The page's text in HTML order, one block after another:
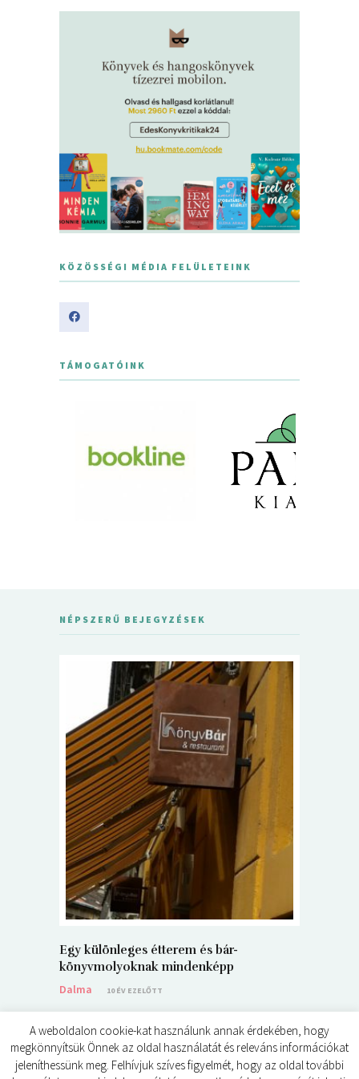
KÖZÖSSÉGI MÉDIA FELÜLETEINK
TÁMOGATÓINK
NÉPSZERŰ BEJEGYZÉSEK
Egy különleges étterem és bár-
könyvmolyoknak mindenképp
Dalma
10 ÉV EZELŐTT
A weboldalon cookie-kat használunk annak érdekében, hogy
megkönnyítsük Önnek az oldal használatát és releváns információkat
jeleníthessünk meg. Felhívjuk szíves figyelmét, hogy az oldal további